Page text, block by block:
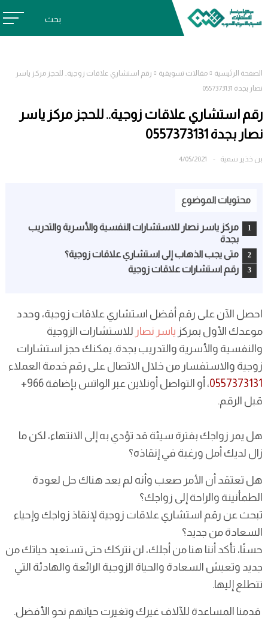
بحث
الصفحة الرئيسية مقالات تسويقية
رقم استشاري علاقات زوجية.. للحجز مركز ياسر
نصار بجدة 0557373131
رقم استشاري علاقات زوجية.. للحجز مركز ياسر
نصار بجدة 0557373131
بن خذير سمية 4/05/2021
محتويات الموضوع
مركز ياسر نصار للاستشارات النفسية والأسرية والتدريب
بجدة
متى يجب الذهاب إلى استشاري علاقات زوجية؟
رقم استشارات علاقات زوجية
احصل الآن على رقم أفضل استشاري علاقات زوجية، وحدد
موعدك الأول بمركزياسر نصارللاستشارات الزوجية
والنفسية والأسرية والتدريب بجدة. يمكنك حجز استشارات
زوجية والاستفسار من خلال الاتصال على رقم خدمة العملاء
0557373131
، أو التواصل أونلاين عبر الواتس بإضافة 966+
قبل الرقم.
هل يمر زواجك بفترة سيئة قد تؤدي به إلى الانتهاء، لكن ما
زال لديك أمل ورغبة في إنقاذه؟
هل تعتقد أن الأمر صعب وأنه لم يعد هناك حل لعودة
الطمأنينة والراحة إلى زواجك؟
تبحث عن رقم استشاري علاقات زوجية لإنقاذ زواجك وإحياء
السعادة من جديد؟
حسنًا، تأكد أننا هنا من أجلك، لن نتركك حتى تستعيد حياتك من
جديد وتعيش السعادة والحياة الزوجية الرائعة والهادئة التي
تتطلع إليها.
قدمنا المساعدة للآلاف غيرك وتغيرت حياتهم نحو الأفضل.